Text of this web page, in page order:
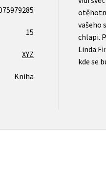
15
XYZ
Kniha
vašeho
chlapi.
Linda
kde se